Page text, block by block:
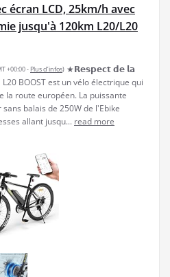
écran LCD, 25km/h avec
jusqu'à 120km L20/L20
+00:00 - Plus d’infos) ★𝗥𝗲𝘀𝗽𝗲𝗰𝘁 𝗱𝗲 𝗹𝗮
BOOST est un vélo électrique qui
la route européen. La puissante
balais de 250W de l'Ebike
allant jusqu... read more